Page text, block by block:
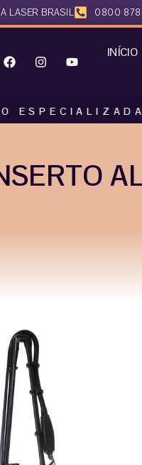
LASER BRASIL 0800
INÍCIO
•